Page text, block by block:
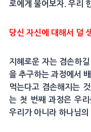
로에게 물어보자. 우리
당신 자신에 대해서 덜
지혜로운 자는 겸손하
을 추구하는 과정에서
먹는다고 겸손해지는
는 첫 번째 과정은 우
우리가 아니라 하나님